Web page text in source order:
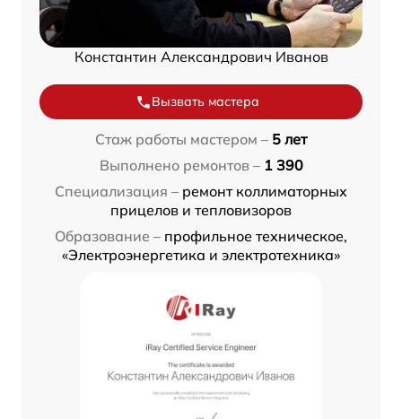
Константин Александрович Иванов
Вызвать мастера
Стаж работы мастером – 5 лет
Выполнено ремонтов – 1 390
Специализация – ремонт коллиматорных
прицелов и тепловизоров
Образование – профильное техническое,
«Электроэнергетика и электротехника»